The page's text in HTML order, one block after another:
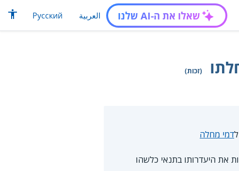
שאלו את ה-AI שלנו العربية Русский
(זכות)
דמי מחלה
את היעדרותו בתנאי כלשהו